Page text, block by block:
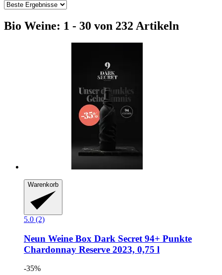
Bio Weine: 1 - 30 von 232 Artikeln
Warenkorb
5.0 (2)
Neun Weine Box Dark Secret 94+ Punkte
Chardonnay Reserve 2023, 0,75 l
-35%